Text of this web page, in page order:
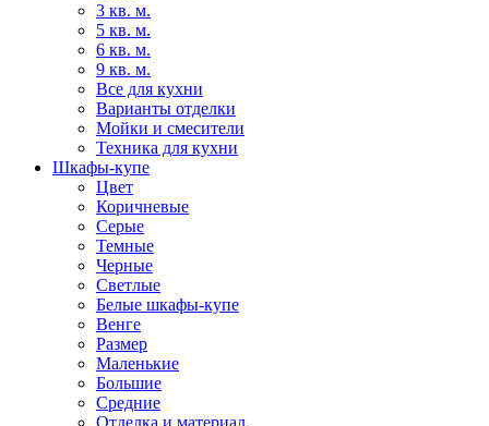
3 кв. м.
5 кв. м.
6 кв. м.
9 кв. м.
Все для кухни
Варианты отделки
Мойки и смесители
Техника для кухни
Шкафы-купе
Цвет
Коричневые
Серые
Темные
Черные
Светлые
Белые шкафы-купе
Венге
Размер
Маленькие
Большие
Средние
Отделка и материал